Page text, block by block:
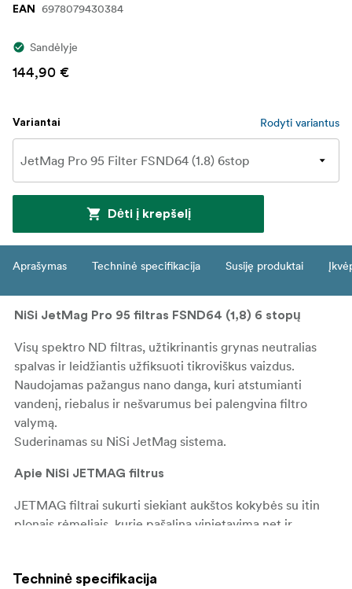
EAN 6978079430384
Sandėlyje
144,90 €
Variantai Rodyti variantus
Dėti į krepšelį
Aprašymas Techninė specifikacija Susiję produktai
NiSi JetMag Pro 95 filtras FSND64 (1,8) 6 stopų
Visų spektro ND filtras, užtikrinantis grynas neutralias
spalvas ir leidžiantis užfiksuoti tikroviškus vaizdus.
Naudojamas pažangus nano danga, kuri atstumianti
vandenį, riebalus ir nešvarumus bei palengvina filtro
valymą.
Suderinamas su NiSi JetMag sistema.
Apie NiSi JETMAG filtrus
JETMAG filtrai sukurti siekiant aukštos kokybės su itin
plonais rėmeliais, kurie pašalina vinjetavimą net ir
filtrai tvirtai laikytųsi vietoje, todėl šie filtrai idealiai tinka
Techninė specifikacija